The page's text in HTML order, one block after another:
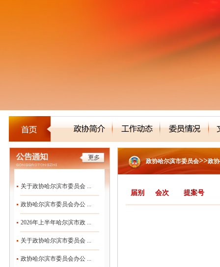
关于政协哈尔滨市委员会 ...
政协哈尔滨市委员会办公 ...
2026年上半年哈尔滨市政 ...
关于政协哈尔滨市委员会 ...
政协哈尔滨市委员会办公 ...
政协哈尔滨市委员会>>政
届别 会次 提案号